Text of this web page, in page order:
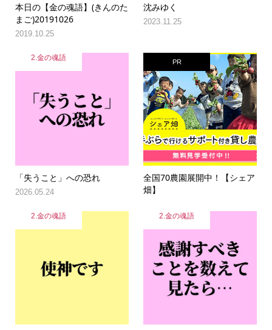
本日の【金の魂語】(きんのた
まご)20191026
2019.10.25
沈みゆく
2023.11.25
2.金の魂語
「失うこと」への恐れ
2026.05.24
PR
全国70農園展開中！【シェア
畑】
2.金の魂語 2.金の魂語